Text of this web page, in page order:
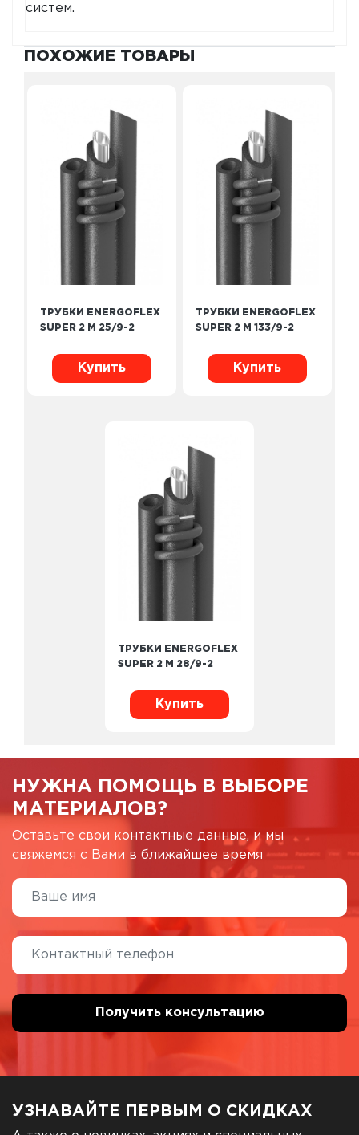
систем.
ПОХОЖИЕ ТОВАРЫ
ТРУБКИ ENERGOFLEX
SUPER 2 М 25/9-2
Купить
ТРУБКИ ENERGOFLEX
SUPER 2 М 133/9-2
Купить
ТРУБКИ ENERGOFLEX
SUPER 2 М 28/9-2
Купить
НУЖНА ПОМОЩЬ В ВЫБОРЕ
МАТЕРИАЛОВ?
Оставьте свои контактные данные, и мы
свяжемся с Вами в ближайшее время
УЗНАВАЙТЕ ПЕРВЫМ О СКИДКАХ